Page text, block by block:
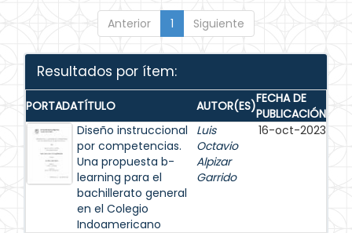
Anterior 1 Siguiente
Resultados por ítem:
PORTADATÍTULO AUTOR(ES)FECHA DE
PUBLICACIÓN
Diseño instruccional
por competencias.
Una propuesta b-
learning para el
bachillerato general
en el Colegio
Indoamericano
Luis
Octavio
Alpizar
Garrido
16-oct-2023